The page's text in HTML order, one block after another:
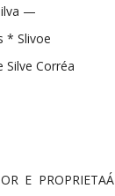
—
* Slivoe
Silve Corréa
E